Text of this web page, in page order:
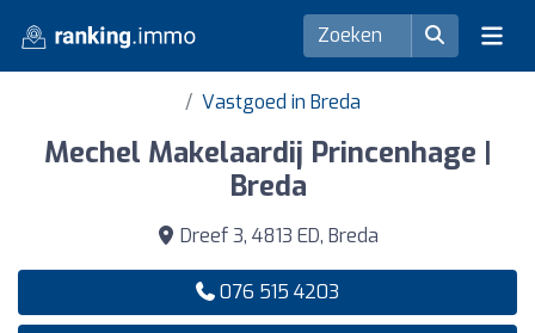
Vastgoed in Breda
Mechel Makelaardij Princenhage |
Breda
Dreef 3, 4813 ED, Breda
076 515 4203